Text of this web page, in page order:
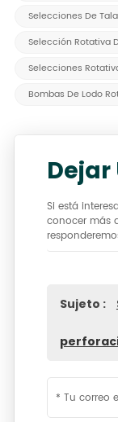
Selecciones De
Selección Rotativa
Selecciones
Bombas De Lodo
Dejar
Si está
conocer más
Sujeto :